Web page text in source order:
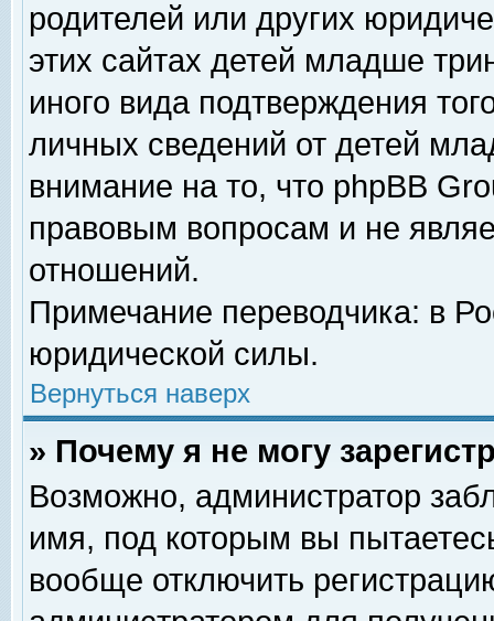
родителей или других
этих сайтах детей младше
иного вида подтверждения
личных сведений от детей
внимание на то, что phpBB
правовым вопросам и не
отношений.
Примечание переводчика: в
юридической силы.
Вернуться наверх
» Почему я не могу
Возможно, администратор
имя, под которым вы
вообще отключить